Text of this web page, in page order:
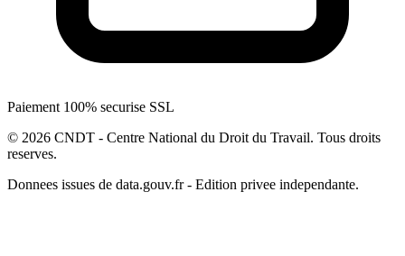
Paiement 100% securise SSL
© 2026 CNDT - Centre National du Droit du Travail. Tous droits
reserves.
Donnees issues de data.gouv.fr - Edition privee independante.